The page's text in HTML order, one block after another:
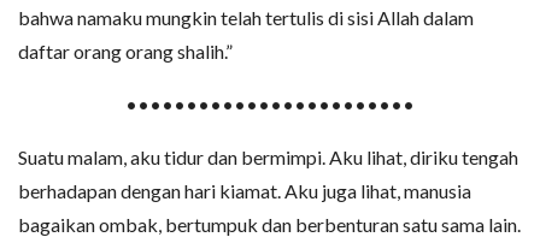
bahwa namaku mungkin telah tertulis di sisi Allah dalam
daftar orang orang shalih.”
••••••••••••••••••••••••
Suatu malam, aku tidur dan bermimpi. Aku lihat, diriku tengah
berhadapan dengan hari kiamat. Aku juga lihat, manusia
bagaikan ombak, bertumpuk dan berbenturan satu sama lain.